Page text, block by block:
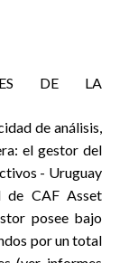
DE LA
de análisis,
el gestor del
- Uruguay
de CAF Asset
posee bajo
por un total